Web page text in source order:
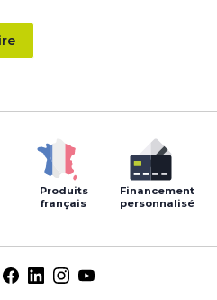
Produits
français
Financement
personnalisé